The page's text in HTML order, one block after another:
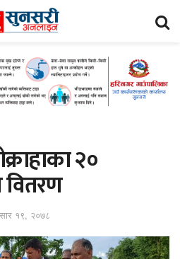
२०
वितरण
१९, २०७८